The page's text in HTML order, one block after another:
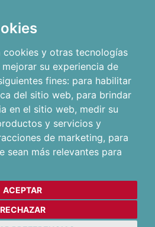
y otras tecnologías
su experiencia de
fines: para habilitar
del sitio web, para brindar
en el sitio web, medir su
y servicios y
de marketing, para
sean más relevantes para
ACEPTAR
RECHAZAR